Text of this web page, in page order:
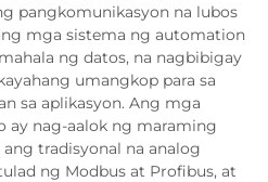
pangkomunikasyon na lubos
mga sistema ng automation
ng datos, na nagbibigay
umangkop para sa
sa aplikasyon. Ang mga
ay nag-aalok ng maraming
tradisyonal na analog
ng Modbus at Profibus, at